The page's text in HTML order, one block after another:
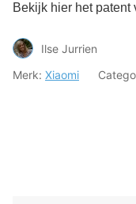
Bekijk hier het patent
Ilse Jurrien
Merk: Xiaomi